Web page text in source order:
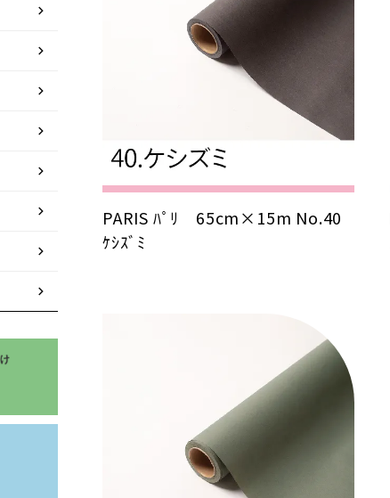
PARIS ﾊﾟﾘ 65cm×15m No.40
ｹｼｽﾞﾐ
chevron_right
chevron_right
chevron_right
chevron_right
chevron_right
chevron_right
chevron_right
chevron_right